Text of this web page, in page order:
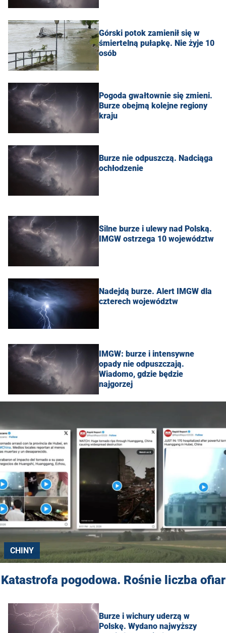
Górski potok zamienił się w
śmiertelną pułapkę. Nie żyje 10
osób
Pogoda gwałtownie się zmieni.
Burze obejmą kolejne regiony
kraju
Burze nie odpuszczą. Nadciąga
ochłodzenie
Silne burze i ulewy nad Polską.
IMGW ostrzega 10 województw
Nadejdą burze. Alert IMGW dla
czterech województw
IMGW: burze i intensywne
opady nie odpuszczają.
Wiadomo, gdzie będzie
najgorzej
CHINY
Katastrofa pogodowa. Rośnie liczba ofiar
Burze i wichury uderzą w
Polskę. Wydano najwyższy